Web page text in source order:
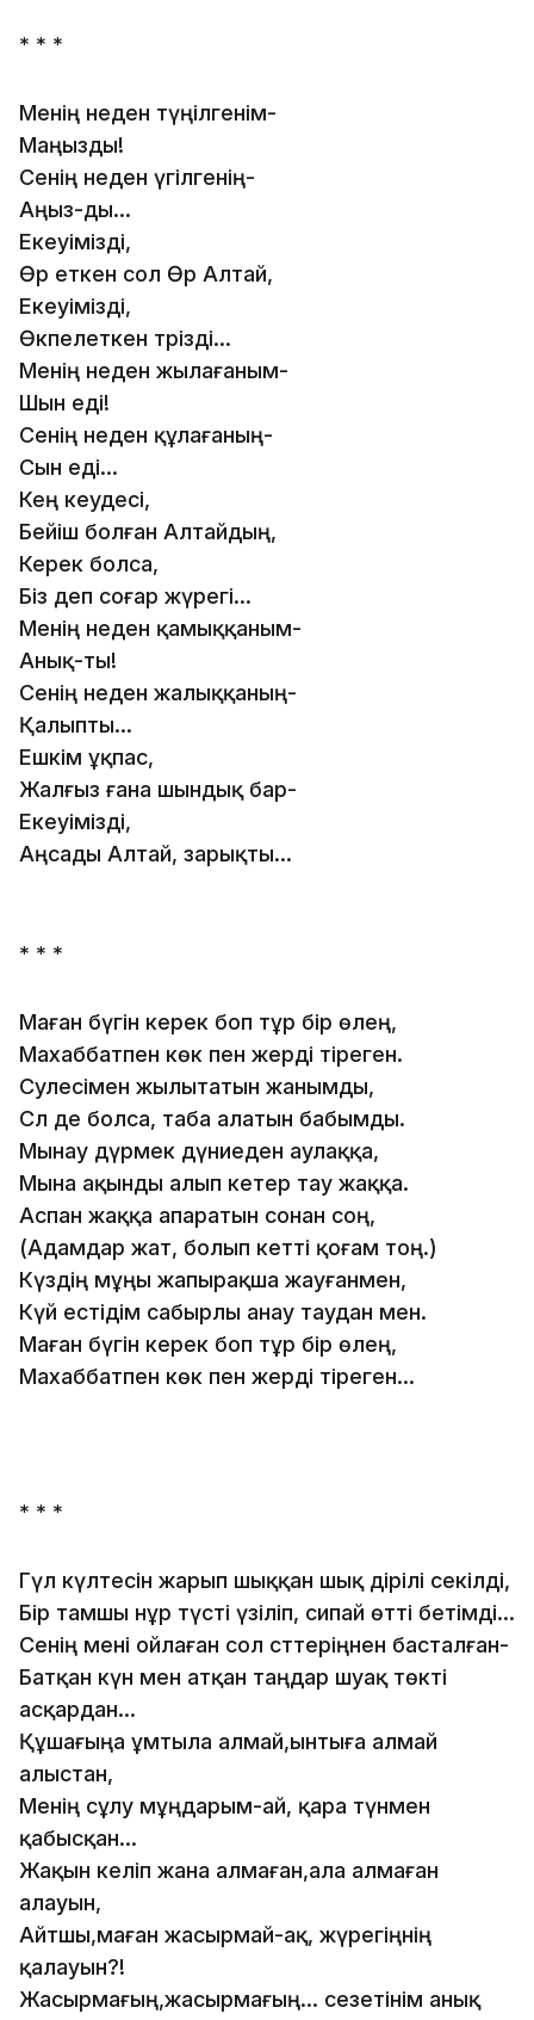
* * *
Менің неден түңілгенім-
Маңызды!
Сенің неден үгілгенің-
Аңыз-ды...
Екеуімізді,
Өр еткен сол Өр Алтай,
Екеуімізді,
Өкпелеткен тәрізді...
Менің неден жылағаным-
Шын еді!
Сенің неден құлағаның-
Сын еді...
Кең кеудесі,
Бейіш болған Алтайдың,
Керек болса,
Біз деп соғар жүрегі...
Менің неден қамыққаным-
Анық-ты!
Сенің неден жалыққаның-
Қалыпты...
Ешкім ұқпас,
Жалғыз ғана шындық бар-
Екеуімізді,
Аңсады Алтай, зарықты...
* * *
Маған бүгін керек боп тұр бір өлең,
Махаббатпен көк пен жерді тіреген.
Сәулесімен жылытатын жанымды,
Сәл де болса, таба алатын бабымды.
Мынау дүрмек дүниеден аулаққа,
Мына ақынды алып кетер тау жаққа.
Аспан жаққа апаратын сонан соң,
(Адамдар жат, болып кетті қоғам тоң.)
Күздің мұңы жапырақша жауғанмен,
Күй естідім сабырлы анау таудан мен.
Маған бүгін керек боп тұр бір өлең,
Махаббатпен көк пен жерді тіреген...
* * *
Гүл күлтесін жарып шыққан шық дірілі секілді,
Бір тамшы нұр түсті үзіліп, сипай өтті бетімді...
Сенің мені ойлаған сол сәттеріңнен басталған-
Батқан күн мен атқан таңдар шуақ төкті
асқардан...
Құшағыңа ұмтыла алмай,ынтыға алмай
алыстан,
Менің сұлу мұңдарым-ай, қара түнмен
қабысқан...
Жақын келіп жана алмаған,ала алмаған
алауын,
Айтшы,маған жасырмай-ақ, жүрегіңнің
қалауын?!
Жасырмағың,жасырмағың... сезетінім анық